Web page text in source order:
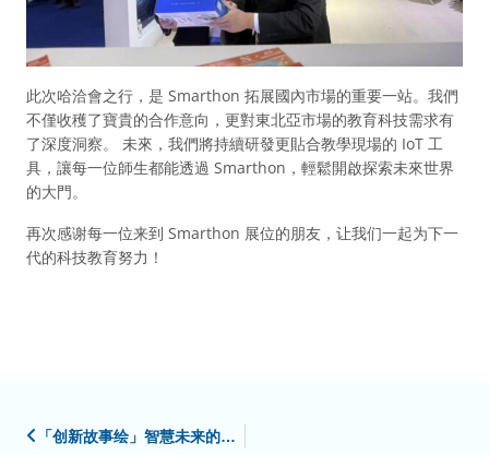
此次哈洽會之行，是 Smarthon 拓展國內市場的重要一站。我們
不僅收穫了寶貴的合作意向，更對東北亞市場的教育科技需求有
了深度洞察。 未來，我們將持續研發更貼合教學現場的 IoT 工
具，讓每一位師生都能透過 Smarthon，輕鬆開啟探索未來世界
的大門。
再次感谢每一位来到 Smarthon 展位的朋友，让我们一起为下一
代的科技教育努力！
「创新故事绘」智慧未来的播种者：SMARTHON引领香港STEM教育与物联网创新浪潮